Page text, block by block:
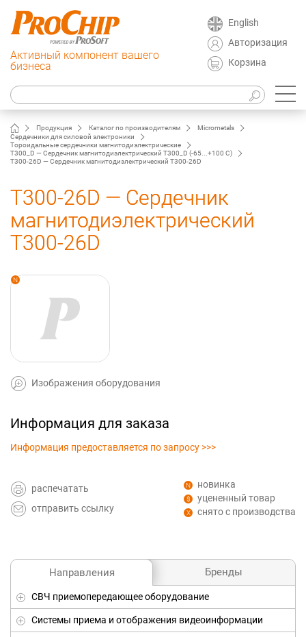
Активный компонент вашего
бизнеса
English
Авторизация
Корзина
Продукция Каталог по производителям
Micrometals
Сердечники для силовой электроники
Тороидальные сердечники магнитодиэлектрические
T300_D — Сердечник магнитодиэлектрический T300_D (-65...+100 C)
T300-26D — Сердечник магнитодиэлектрический T300-26D
Направления Бренды
СВЧ приемопередающее оборудование
Системы приема и отображения видеоинформации
T300-26D — Сердечник
магнитодиэлектрический
T300-26D
Изображения оборудования
Информация для заказа
Информация предоставляется по запросу >>>
распечатать
отправить ссылку
новинка
уцененный товар
снято с производства